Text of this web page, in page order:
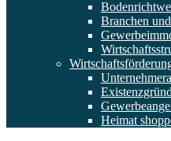
Branchen
Heimat